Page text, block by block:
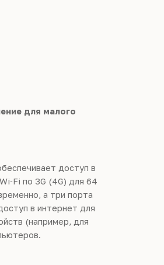
для малого
доступ в
‑Fi по 3G (4G) для 64
а три порта
в интернет для
(например, для